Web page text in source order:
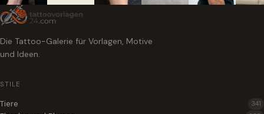
Die Tattoo-Galerie für Vorlagen, Motive
und Ideen.
STILE
Tiere 341